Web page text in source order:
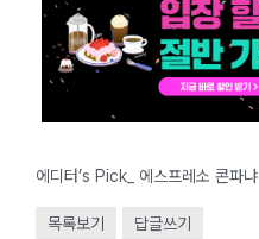
에디터’s Pick_ 에스프레소 콘파냐
목록보기 답글쓰기